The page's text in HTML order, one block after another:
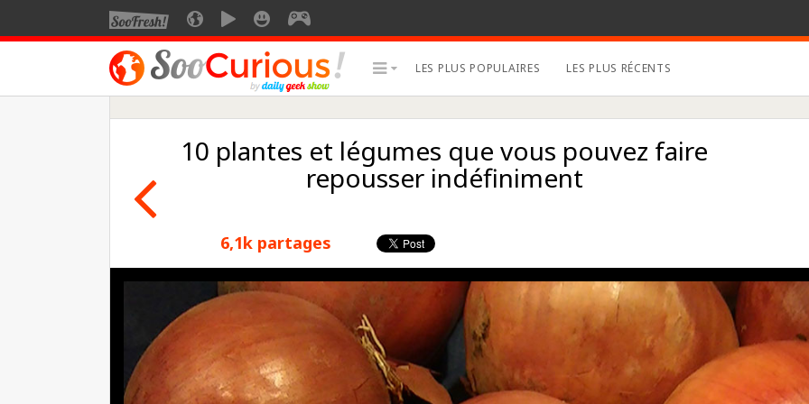
LES PLUS POPULAIRES LES PLUS RÉCENTS
10 plantes et légumes que vous pouvez faire
repousser indéfiniment
6,1k partages